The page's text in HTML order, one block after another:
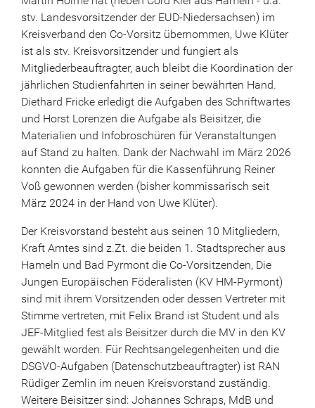
stv. Landesvorsitzender der EUD-Niedersachsen) im
Kreisverband den Co-Vorsitz übernommen, Uwe Klüter
ist als stv. Kreisvorsitzender und fungiert als
Mitgliederbeauftragter, auch bleibt die Koordination der
jährlichen Studienfahrten in seiner bewährten Hand.
Diethard Fricke erledigt die Aufgaben des Schriftwartes
und Horst Lorenzen die Aufgabe als Beisitzer, die
Materialien und Infobroschüren für Veranstaltungen
auf Stand zu halten. Dank der Nachwahl im März 2026
konnten die Aufgaben für die Kassenführung Reiner
Voß gewonnen werden (bisher kommissarisch seit
März 2024 in der Hand von Uwe Klüter).
Der Kreisvorstand besteht aus seinen 10 Mitgliedern,
Kraft Amtes sind z.Zt. die beiden 1. Stadtsprecher aus
Hameln und Bad Pyrmont die Co-Vorsitzenden, Die
Jungen Europäischen Föderalisten (KV HM-Pyrmont)
sind mit ihrem Vorsitzenden oder dessen Vertreter mit
Stimme vertreten, mit Felix Brand ist Student und als
JEF-Mitglied fest als Beisitzer durch die MV in den KV
gewählt worden. Für Rechtsangelegenheiten und die
DSGVO-Aufgaben (Datenschutzbeauftragter) ist RAN
Rüdiger Zemlin im neuen Kreisvorstand zuständig.
Weitere Beisitzer sind: Johannes Schraps, MdB und